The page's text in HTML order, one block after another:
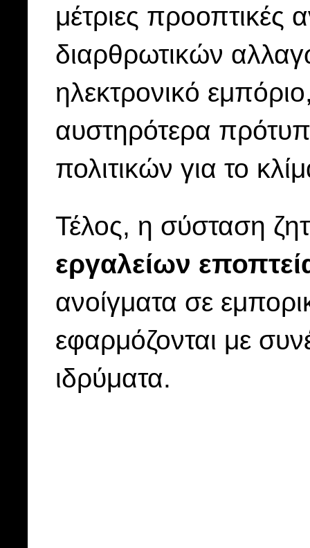
μέτριες
διαρθρωτικών
ηλεκτρονικό
αυστηρότερα
πολιτικών για το
Τέλος, η σύσταση
εργαλείων
ανοίγματα σε
εφαρμόζονται με
ιδρύματα.